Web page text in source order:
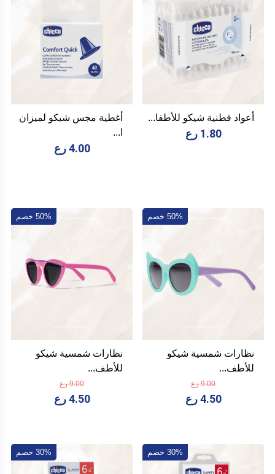
أعواد قطنية شيكو للأطفا...
1.80 رع
أغطية مجس شيكو لميزان
ا...
4.00 رع
50% خصم
نظارات شمسية شيكو
للأطف...
9.00 رع
4.50 رع
50% خصم
نظارات شمسية شيكو
للأطف...
9.00 رع
4.50 رع
30% خصم 30% خصم